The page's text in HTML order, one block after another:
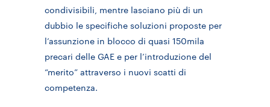
condivisibili, mentre lasciano più di un
dubbio le specifiche soluzioni proposte per
l’assunzione in blocco di quasi 150mila
precari delle GAE e per l’introduzione del
“merito” attraverso i nuovi scatti di
competenza.